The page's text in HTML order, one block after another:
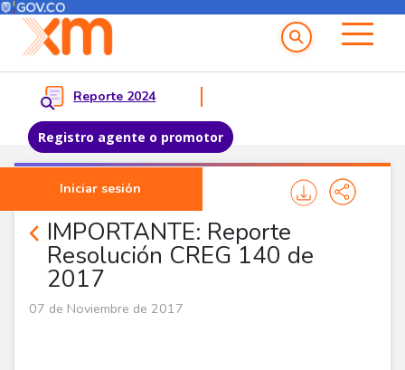
Pasar al contenido principal
Menú del Usuario
Reporte 2024
Registro agente o promotor
Iniciar sesión
Menu principal
IMPORTANTE: Reporte
Resolución CREG 140 de
2017
Noticias Agentes
07 de Noviembre de 2017